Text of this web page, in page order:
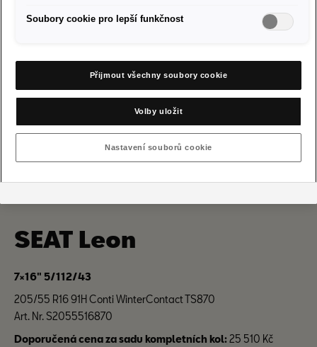
SEAT Leon
7×16" 5/112/43
205/55 R16 91H Conti WinterContact TS870
Art. Nr. S2055516870
Doporučená cena za sadu kompletních kol:25 510 Kč
Soubory cookie pro lepší funkčnost
Přijmout všechny soubory cookie
Volby uložit
Nastavení souborů cookie